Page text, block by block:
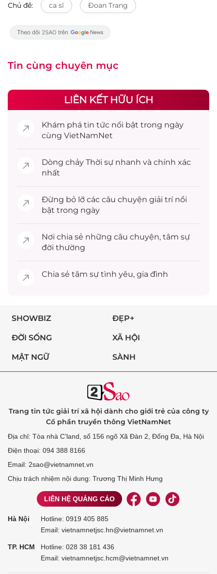
Chủ đề: ca sĩ Đoan Trang
Tin cùng chuyên mục
LIÊN KẾT HỮU ÍCH
Khám phá tin tức nổi bật trong ngày
cùng VietNamNet
Dòng chảy Thời sự nhanh và chính xác
nhất
Đừng bỏ lỡ các câu chuyện giải trínổi
bật trong ngày
Nơi chia sẻ những câu chuyện, tâm sự
đời thường
Chia sẻ tâm sự tình yêu, gia đình
SHOWBIZ ĐẸP+
ĐỜI SỐNG XÃ HỘI
MẬT NGỮ SÀNH
Trang tin tức giải trí xã hội dành cho giới trẻ của công ty
Cổ phần truyền thông VietNamNet
Địa chỉ: Tòa nhà C’land, số 156 ngõ Xã Đàn 2, Đống Đa, Hà Nội
Điện thoại: 094 388 8166
Email: 2sao@vietnamnet.vn
Chịu trách nhiệm nội dung: Trương Thị Minh Hưng
LIÊN HỆ QUẢNG CÁO
Hà Nội Hotline: 0919 405 885
Email: vietnamnetjsc.hn@vietnamnet.vn
TP. HCM Hotline: 028 38 181 436
Email: vietnamnetjsc.hcm@vietnamnet.vn